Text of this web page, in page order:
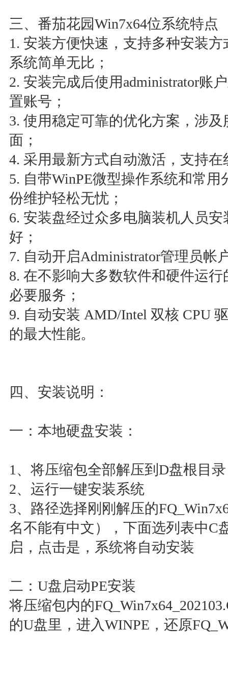
三、番茄花园Win7x64位系统特点
1. 安装方便快速，支持多种安装
系统简单无比；
2. 安装完成后使用administrator账
置账号；
3. 使用稳定可靠的优化方案，涉
面；
4. 采用最新方式自动激活，支持在
5. 自带WinPE微型操作系统和常
份维护轻松无忧；
6. 安装盘经过众多电脑装机人员
好；
7. 自动开启Administrator管理员帐
8. 在不影响大多数软件和硬件运
必要服务；
9. 自动安装 AMD/Intel 双核 CPU
的最大性能。
四、安装说明：
一：本地硬盘安装：
1、将压缩包全部解压到D盘根目
2、运行一键安装系统
3、路径选择刚刚解压的
名不能有中文），下面选列表中C
启，点击是，系统将自动安装
二：U盘启动PE安装
将压缩包内的
的U盘里，进入WINPE，还原